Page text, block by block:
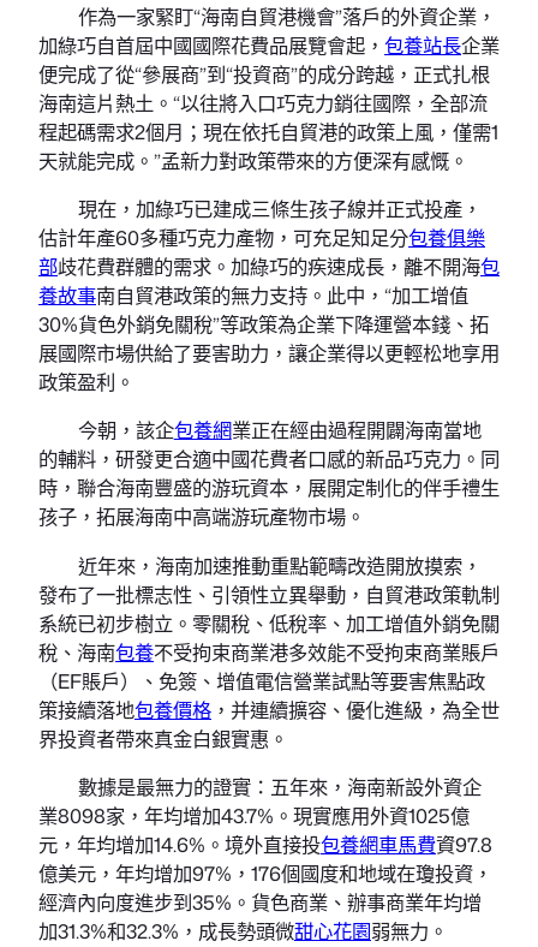
作為一家緊盯“海南自貿港機會”落戶的外資企業，
加綠巧自首屆中國國際花費品展覽會起， 包養站長企業
便完成了從“參展商”到“投資商”的成分跨越，正式扎根
海南這片熱土。“以往將入口巧克力銷往國際，全部流
程起碼需求2個月；現在依托自貿港的政策上風，僅需1
天就能完成。”孟新力對政策帶來的方便深有感慨。
現在，加綠巧已建成三條生孩子線并正式投產，
估計年產60多種巧克力產物，可充足知足分包養俱樂
部歧花費群體的需求。加綠巧的疾速成長，離不開海包
養故事南自貿港政策的無力支持。此中，“加工增值
30%貨色外銷免關稅”等政策為企業下降運營本錢、拓
展國際市場供給了要害助力，讓企業得以更輕松地享用
政策盈利。
今朝，該企包養網業正在經由過程開闢海南當地
的輔料，研發更合適中國花費者口感的新品巧克力。同
時，聯合海南豐盛的游玩資本，展開定制化的伴手禮生
孩子，拓展海南中高端游玩產物市場。
近年來，海南加速推動重點範疇改造開放摸索，
發布了一批標志性、引領性立異舉動，自貿港政策軌制
系統已初步樹立。零關稅、低稅率、加工增值外銷免關
稅、海南包養不受拘束商業港多效能不受拘束商業賬戶
（EF賬戶）、免簽、增值電信營業試點等要害焦點政
策接續落地包養價格 ，并連續擴容、優化進級，為全世
界投資者帶來真金白銀實惠。
數據是最無力的證實：五年來，海南新設外資企
業8098家，年均增加43.7%。現實應用外資1025億
元，年均增加14.6%。境外直接投包養網車馬費資97.8
億美元，年均增加97%，176個國度和地域在瓊投資，
經濟內向度進步到35%。貨色商業、辦事商業年均增
加31.3%和32.3%，成長勢頭微甜心花園弱無力。